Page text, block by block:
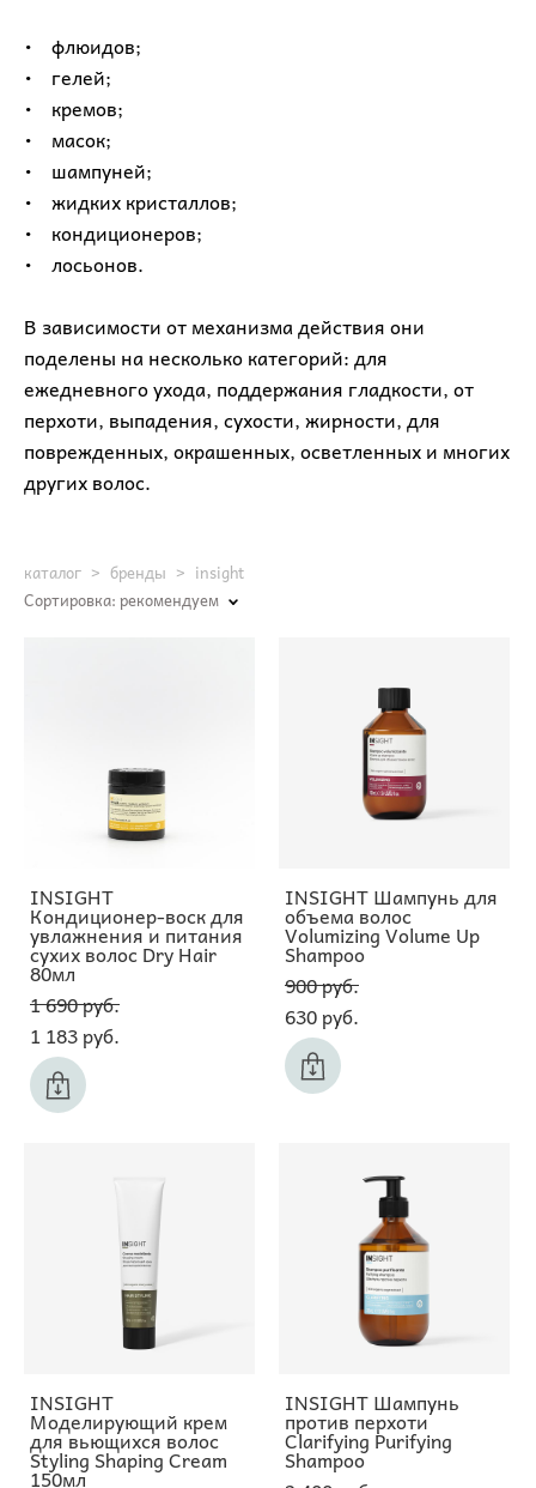
• флюидов;
• гелей;
• кремов;
• масок;
• шампуней;
• жидких кристаллов;
• кондиционеров;
• лосьонов.
В зависимости от механизма действия они
поделены на несколько категорий: для
ежедневного ухода, поддержания гладкости, от
перхоти, выпадения, сухости, жирности, для
поврежденных, окрашенных, осветленных и многих
других волос.
каталог > бренды > insight
Сортировка:рекомендуем
INSIGHT
Кондиционер-воск для
увлажнения и питания
сухих волос Dry Hair
80мл
1 690 pуб.
1 183 pуб.
INSIGHT Шампунь для
объема волос
Volumizing Volume Up
Shampoo
900 pуб.
630 pуб.
INSIGHT
Моделирующий крем
для вьющихся волос
Styling Shaping Cream
150мл
INSIGHT Шампунь
против перхоти
Clarifying Purifying
Shampoo